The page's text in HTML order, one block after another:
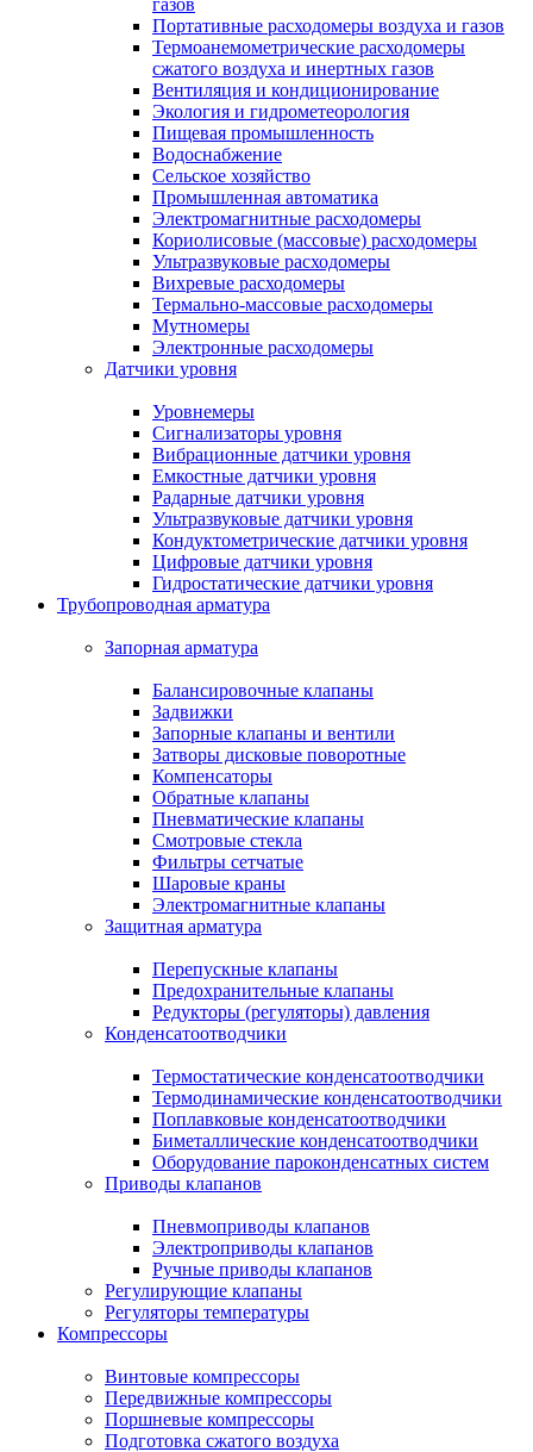
газов
Портативные расходомеры воздуха и газов
Термоанемометрические расходомеры
сжатого воздуха и инертных газов
Вентиляция и кондиционирование
Экология и гидрометеорология
Пищевая промышленность
Водоснабжение
Сельское хозяйство
Промышленная автоматика
Электромагнитные расходомеры
Кориолисовые (массовые) расходомеры
Ультразвуковые расходомеры
Вихревые расходомеры
Термально-массовые расходомеры
Мутномеры
Электронные расходомеры
Датчики уровня
Уровнемеры
Сигнализаторы уровня
Вибрационные датчики уровня
Емкостные датчики уровня
Радарные датчики уровня
Ультразвуковые датчики уровня
Кондуктометрические датчики уровня
Цифровые датчики уровня
Гидростатические датчики уровня
Трубопроводная арматура
Запорная арматура
Балансировочные клапаны
Задвижки
Запорные клапаны и вентили
Затворы дисковые поворотные
Компенсаторы
Обратные клапаны
Пневматические клапаны
Смотровые стекла
Фильтры сетчатые
Шаровые краны
Электромагнитные клапаны
Защитная арматура
Перепускные клапаны
Предохранительные клапаны
Редукторы (регуляторы) давления
Конденсатоотводчики
Термостатические конденсатоотводчики
Термодинамические конденсатоотводчики
Поплавковые конденсатоотводчики
Биметаллические конденсатоотводчики
Оборудование пароконденсатных систем
Приводы клапанов
Пневмоприводы клапанов
Электроприводы клапанов
Ручные приводы клапанов
Регулирующие клапаны
Регуляторы температуры
Компрессоры
Винтовые компрессоры
Передвижные компрессоры
Поршневые компрессоры
Подготовка сжатого воздуха